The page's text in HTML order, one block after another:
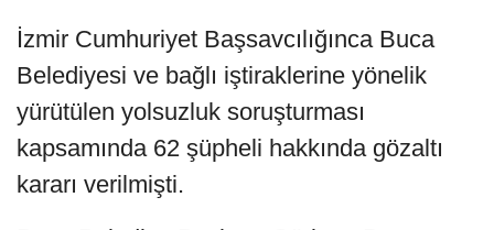
İzmir Cumhuriyet Başsavcılığınca Buca
Belediyesi ve bağlı iştiraklerine yönelik
yürütülen yolsuzluk soruşturması
kapsamında 62 şüpheli hakkında gözaltı
kararı verilmişti.